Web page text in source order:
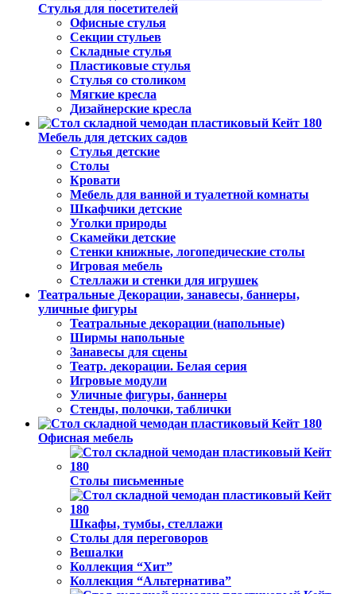
Стулья для посетителей
Офисные стулья
Секции стульев
Складные стулья
Пластиковые стулья
Стулья со столиком
Мягкие кресла
Дизайнерские кресла
Мебель для детских садов
Стулья детские
Столы
Кровати
Мебель для ванной и туалетной комнаты
Шкафчики детские
Уголки природы
Скамейки детские
Стенки книжные, логопедические столы
Игровая мебель
Стеллажи и стенки для игрушек
Театральные Декорации, занавесы, баннеры,
уличные фигуры
Театральные декорации (напольные)
Ширмы напольные
Занавесы для сцены
Театр. декорации. Белая серия
Игровые модули
Уличные фигуры, баннеры
Стенды, полочки, таблички
Офисная мебель
Столы письменные
Шкафы, тумбы, стеллажи
Столы для переговоров
Вешалки
Коллекция “Хит”
Коллекция “Альтернатива”